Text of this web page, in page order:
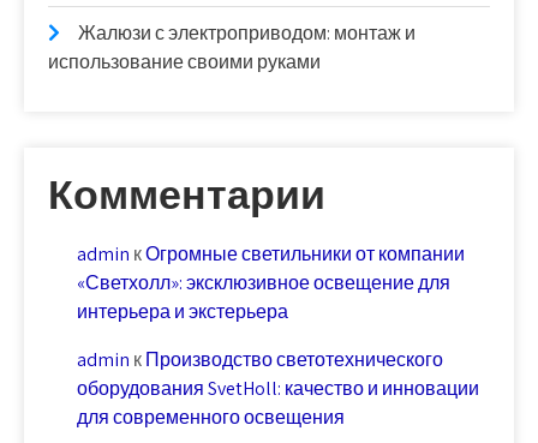
Жалюзи с электроприводом: монтаж и
использование своими руками
Комментарии
admin кОгромные светильники от компании
«Светхолл»: эксклюзивное освещение для
интерьера и экстерьера
admin кПроизводство светотехнического
оборудования SvetHoll: качество и инновации
для современного освещения